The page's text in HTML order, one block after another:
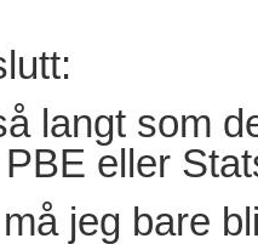
langt som
eller
jeg bare